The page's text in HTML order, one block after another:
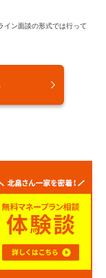
イン面談の形式では行って